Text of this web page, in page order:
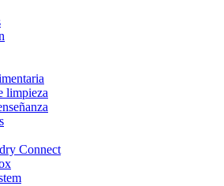
limpieza
Connect​